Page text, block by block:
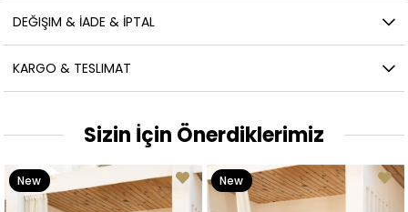
DEĞIŞIM & İADE & İPTAL
KARGO & TESLIMAT
Sizin İçin Önerdiklerimiz
New
Item
New
Item